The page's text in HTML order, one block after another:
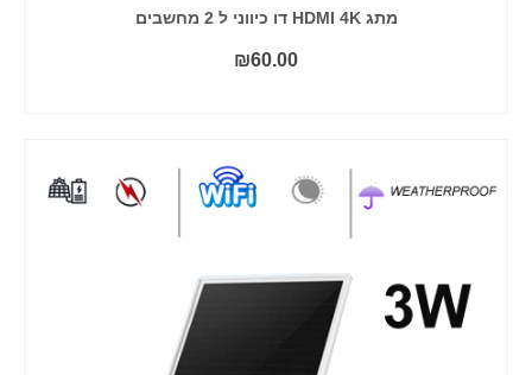
מתג HDMI 4K דו כיווני ל 2 מחשבים
₪60.00